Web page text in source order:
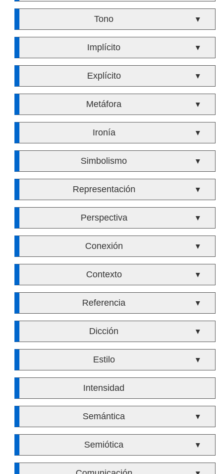
Tono ▼
Implícito ▼
Explícito ▼
Metáfora ▼
Ironía ▼
Simbolismo ▼
Representación ▼
Perspectiva ▼
Conexión ▼
Contexto ▼
Referencia ▼
Dicción ▼
Estilo ▼
Intensidad
Semántica ▼
Semiótica ▼